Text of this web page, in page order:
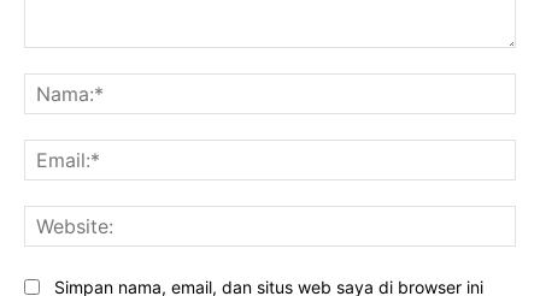
Simpan nama, email, dan situs web saya di browser ini